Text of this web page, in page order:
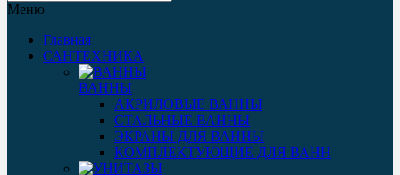
Меню
Главная
САНТЕХНИКА
ВАННЫ
АКРИЛОВЫЕ ВАННЫ
СТАЛЬНЫЕ ВАННЫ
ЭКРАНЫ ДЛЯ ВАННЫ
КОМПЛЕКТУЮЩИЕ ДЛЯ ВАНН